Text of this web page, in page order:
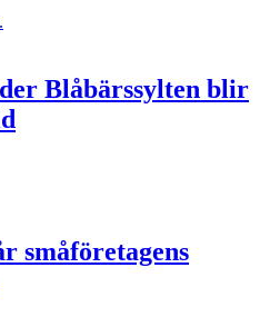
Blåbärssylten blir
småföretagens